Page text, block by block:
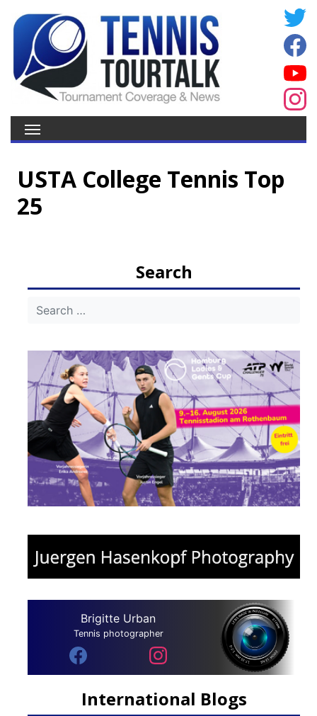
USTA College Tennis Top
25
Search
Brigitte Urban
Tennis photographer
International Blogs